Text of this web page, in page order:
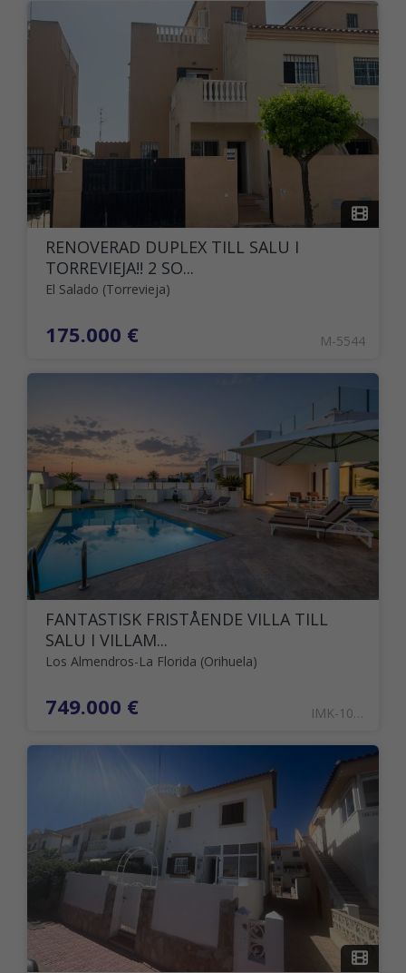
RENOVERAD DUPLEX TILL SALU I
TORREVIEJA!! 2 SO...
El Salado (Torrevieja)
175.000 € M-5544
FANTASTISK FRISTÅENDE VILLA TILL
SALU I VILLAM...
Los Almendros-La Florida (Orihuela)
749.000 € IMK-1001